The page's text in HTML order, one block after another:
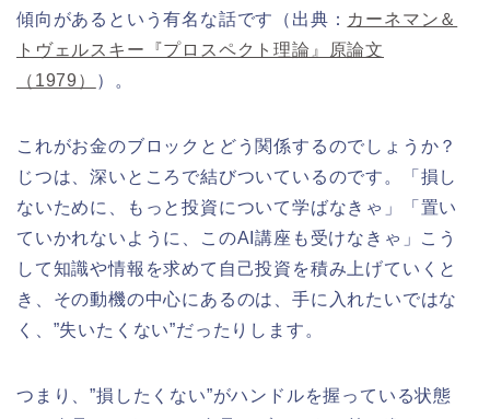
傾向があるという有名な話です（出典： カーネマン＆
トヴェルスキー『プロスペクト理論』原論文
（1979）
）。
これがお金のブロックとどう関係するのでしょうか？
じつは、深いところで結びついているのです。「損し
ないために、もっと投資について学ばなきゃ」「置い
ていかれないように、このAI講座も受けなきゃ」こう
して知識や情報を求めて自己投資を積み上げていくと
き、その動機の中心にあるのは、手に入れたいではな
く、”失いたくない”だったりします。
つまり、”損したくない”がハンドルを握っている状態